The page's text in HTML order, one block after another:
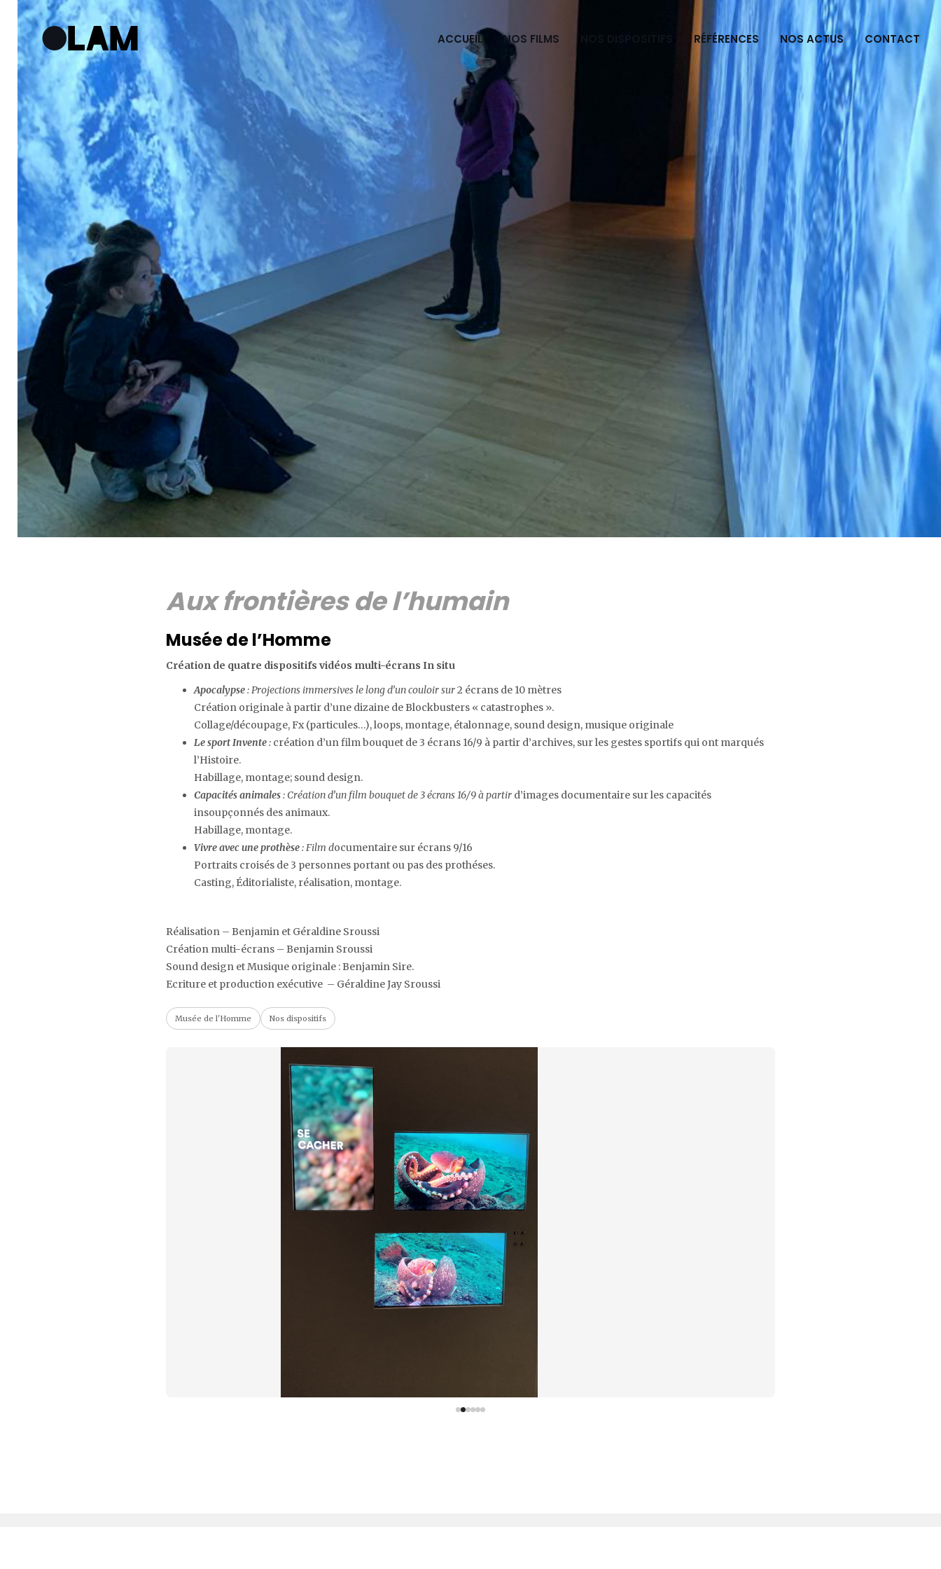
ACCUEIL NOS FILMS RÉFÉRENCES NOS ACTUS CONTACT
Aux frontières de l’humain
Musée de l’Homme
Création de quatre dispositifs vidéos multi-écrans In situ
Apocalypse: Projections immersives le long d’un couloir sur2 écrans de 10 mètres
Création originale à partir d’une dizaine de Blockbusters « catastrophes ».
Collage/découpage, Fx (particules…), loops, montage, étalonnage, sound design, musique originale
Le sport Invente: création d’un film bouquet de 3 écrans 16/9 à partir d’archives, sur les gestes sportifs qui ont marqués
l’Histoire.
Habillage, montage; sound design.
Capacités animales: Création d’un film bouquet de 3 écrans 16/9 à partir d’images documentaire sur les capacités
insoupçonnés des animaux.
Habillage, montage.
Vivre avec une prothèse: Film documentaire sur écrans 9/16
Portraits croisés de 3 personnes portant ou pas des prothéses.
Casting, Éditorialiste, réalisation, montage.
Réalisation – Benjamin et Géraldine Sroussi
Création multi-écrans – Benjamin Sroussi
Sound design et Musique originale : Benjamin Sire.
Ecriture et production exécutive – Géraldine Jay Sroussi
Musée de l'Homme Nos dispositifs